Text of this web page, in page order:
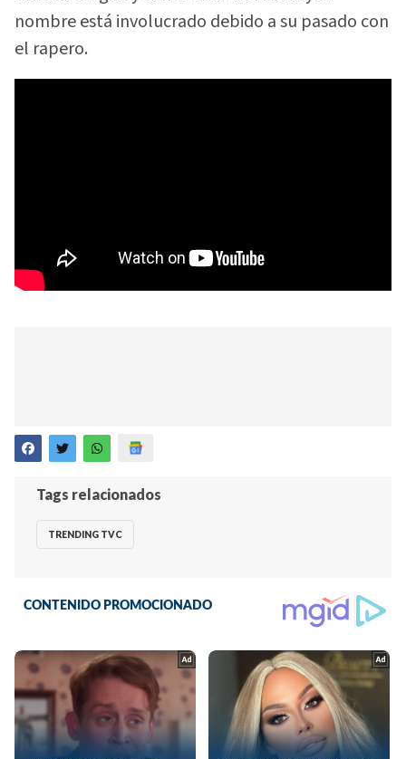
nombre está involucrado debido a su pasado con
el rapero.
Tags relacionados
TRENDING TVC